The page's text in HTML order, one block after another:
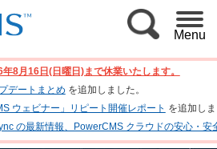
Menu
8月16日(日曜日)まで休業いたします。
デートまとめ を追加しました。
ウェビナー」リピート開催レポート を追加し
の最新情報、PowerCMS クラウドの安心・